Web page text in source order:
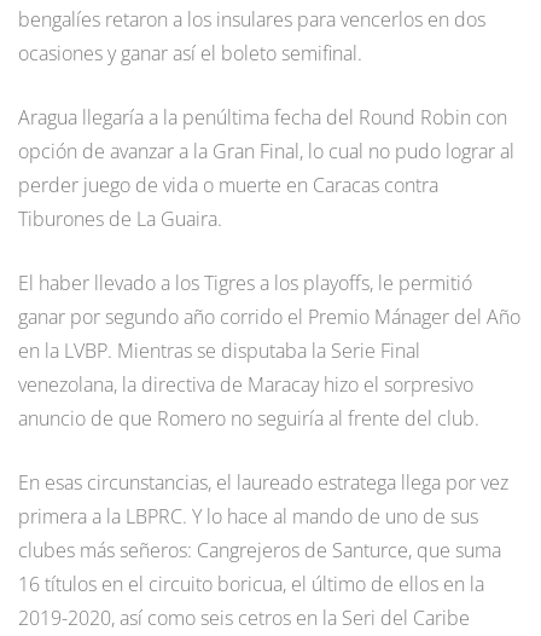
bengalíes retaron a los insulares para vencerlos en dos
ocasiones y ganar así el boleto semifinal.
Aragua llegaría a la penúltima fecha del Round Robin con
opción de avanzar a la Gran Final, lo cual no pudo lograr al
perder juego de vida o muerte en Caracas contra
Tiburones de La Guaira.
El haber llevado a los Tigres a los playoffs, le permitió
ganar por segundo año corrido el Premio Mánager del Año
en la LVBP. Mientras se disputaba la Serie Final
venezolana, la directiva de Maracay hizo el sorpresivo
anuncio de que Romero no seguiría al frente del club.
En esas circunstancias, el laureado estratega llega por vez
primera a la LBPRC. Y lo hace al mando de uno de sus
clubes más señeros: Cangrejeros de Santurce, que suma
16 títulos en el circuito boricua, el último de ellos en la
2019-2020, así como seis cetros en la Seri del Caribe